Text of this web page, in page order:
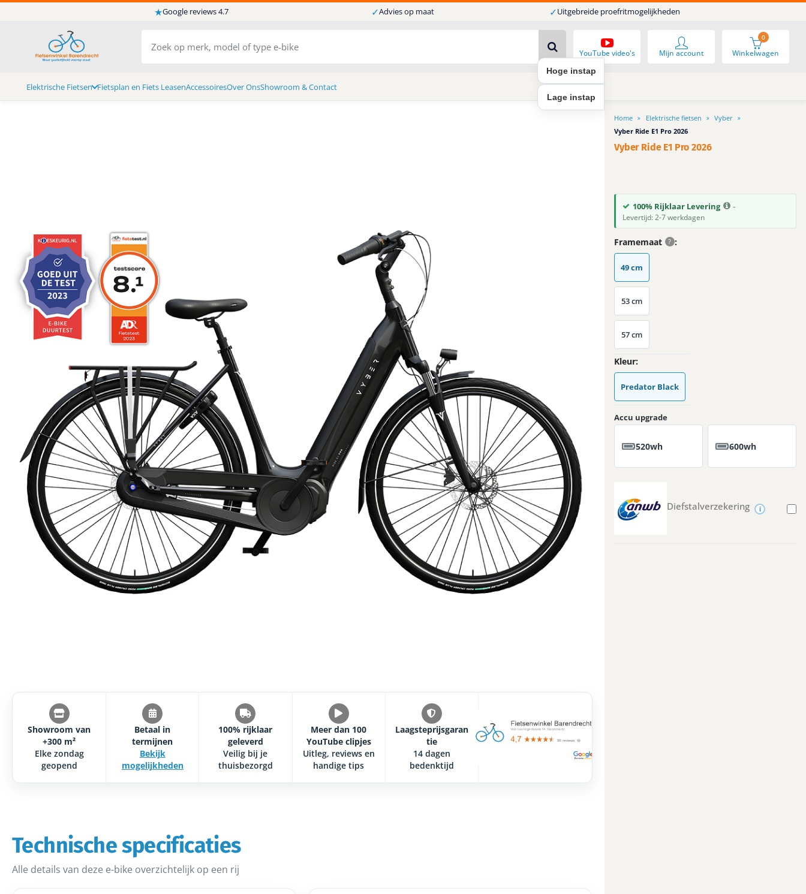
★Google reviews 4.7 ✓Advies op maat ✓Uitgebreide proefritmogelijkheden
Elektrische Fietsen Fietsplan en Fiets LeasenAccessoiresOver OnsShowroom & Contact
YouTube video's Winkelwagen
0
Mijn account
Showroom van
+300 m²
Elke zondag
geopend
Betaal in
termijnen
Bekijk
mogelijkheden
100% rijklaar
geleverd
Veilig bij je
thuisbezorgd
Meer dan 100
YouTube clipjes
Uitleg, reviews en
handige tips
Laagsteprijsgaran
tie
14 dagen
bedenktijd
Technische specificaties
Alle details van deze e-bike overzichtelijk op een rij
Home Elektrische fietsen
Vyber
Vyber Ride E1 Pro 2026
Vyber Ride E1 Pro 2026
Framemaat ?
49 cm
53 cm
57 cm
Kleur
Predator Black
100% Rijklaar Levering -
Levertijd: 2-7 werkdagen
Accu upgrade
520wh 600wh
Diefstalverzekering
Hoge instap
Lage instap